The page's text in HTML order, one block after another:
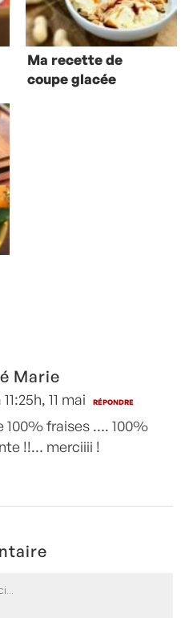
Ma recette de
coupe glacée
Marie
11 mai RÉPONDRE
100% fraises …. 100%
!!… merciiii !